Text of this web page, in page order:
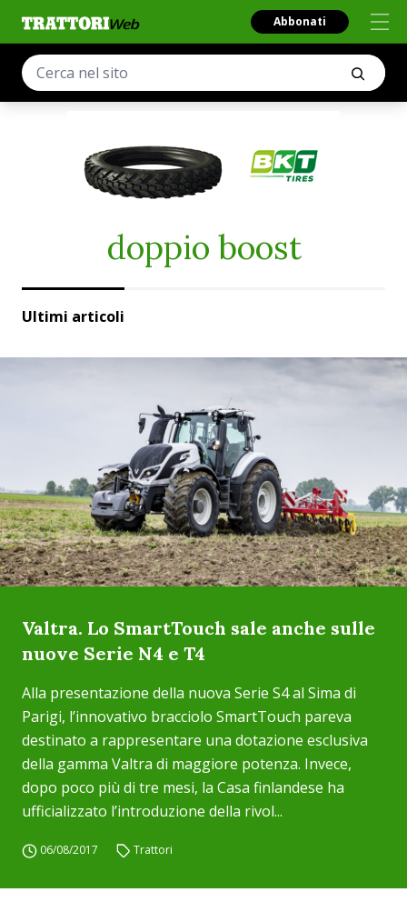
Abbonati
doppio boost
Ultimi articoli
Valtra. Lo SmartTouch sale anche sulle
nuove Serie N4 e T4
Alla presentazione della nuova Serie S4 al Sima di
Parigi, l’innovativo bracciolo SmartTouch pareva
destinato a rappresentare una dotazione esclusiva
della gamma Valtra di maggiore potenza. Invece,
dopo poco più di tre mesi, la Casa finlandese ha
ufficializzato l’introduzione della rivol...
06/08/2017 Trattori